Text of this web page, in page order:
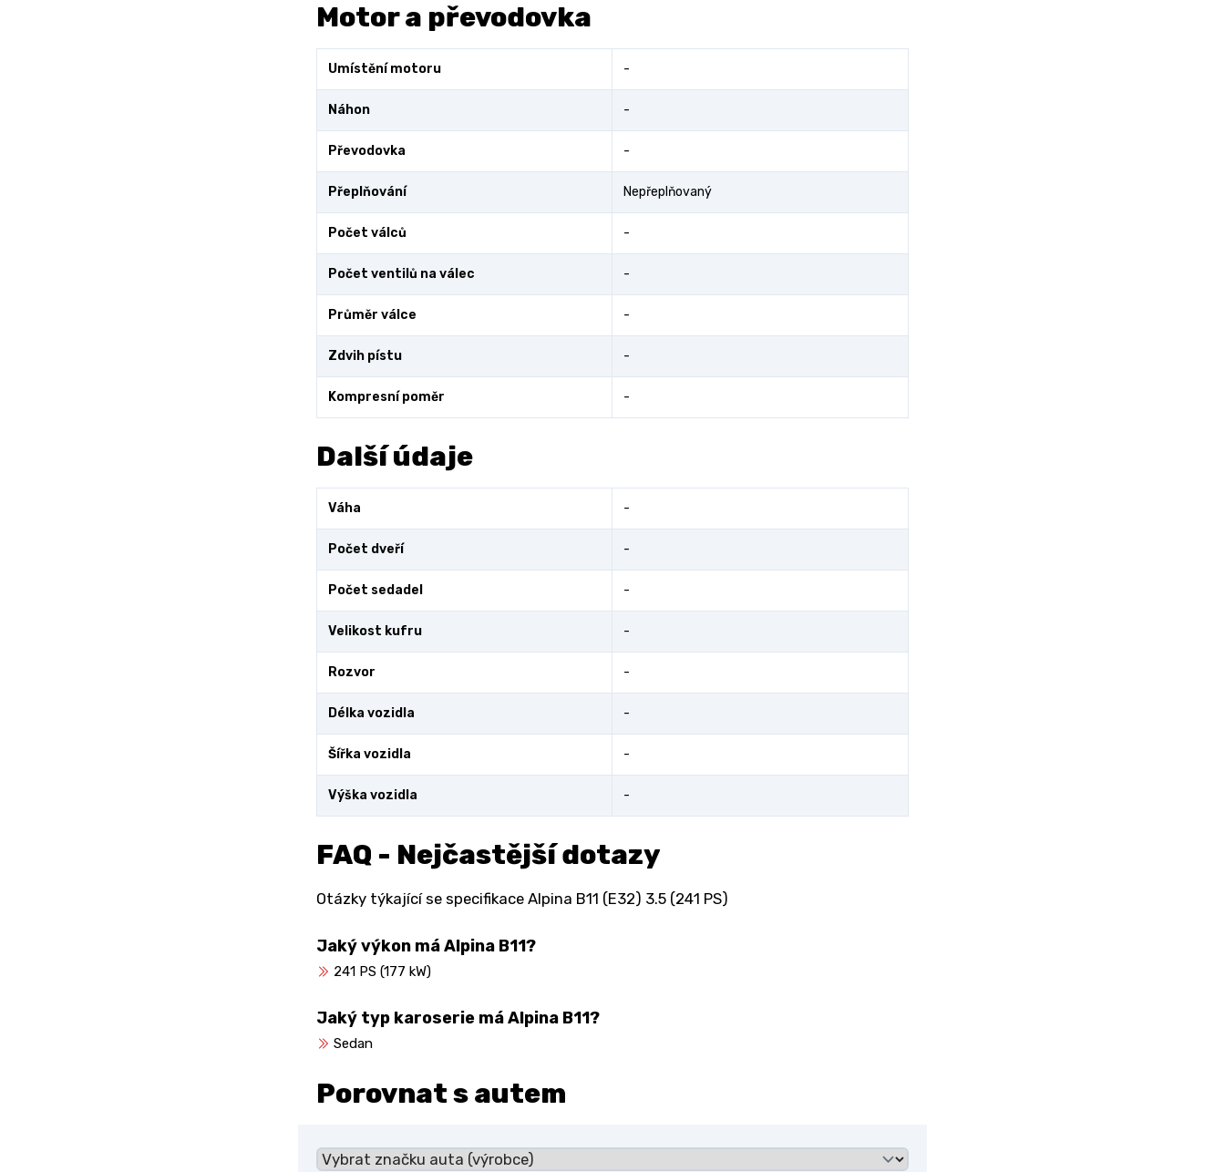
Motor a převodovka
Umístění motoru -
Náhon -
Převodovka -
Přeplňování Nepřeplňovaný
Počet válců -
Počet ventilů na válec -
Průměr válce -
Zdvih pístu -
Kompresní poměr -
Další údaje
Váha -
Počet dveří -
Počet sedadel -
Velikost kufru -
Rozvor -
Délka vozidla -
Šířka vozidla -
Výška vozidla -
FAQ - Nejčastější dotazy
Otázky týkající se specifikace Alpina B11 (E32) 3.5 (241 PS)
Jaký výkon má Alpina B11?
241 PS (177 kW)
Jaký typ karoserie má Alpina B11?
Sedan
Porovnat s autem